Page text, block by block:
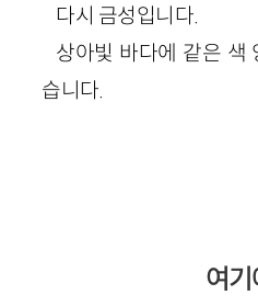
다시 금성입니다.
상아빛 바다에 같은 색
습니다.
여기